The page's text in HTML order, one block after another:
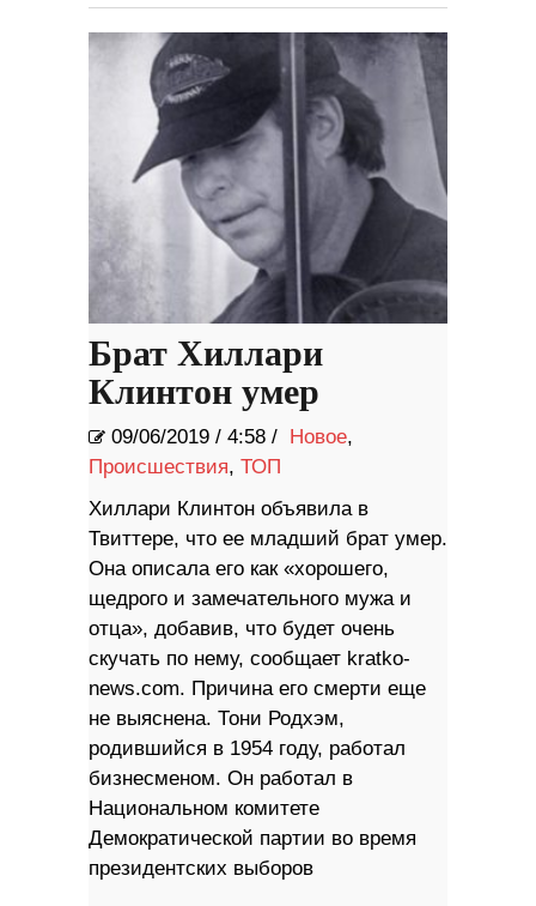
Брат Хиллари
Клинтон умер
09/06/2019 / 4:58 / Новое,
Происшествия, ТОП
Хиллари Клинтон объявила в
Твиттере, что ее младший брат умер.
Она описала его как «хорошего,
щедрого и замечательного мужа и
отца», добавив, что будет очень
скучать по нему, сообщает kratko-
news.com. Причина его смерти еще
не выяснена. Тони Родхэм,
родившийся в 1954 году, работал
бизнесменом. Он работал в
Национальном комитете
Демократической партии во время
президентских выборов